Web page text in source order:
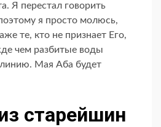
Я перестал говорить
я просто молюсь,
те, кто не признает Его,
чем разбитые воды
Мая Аба будет
старейшин